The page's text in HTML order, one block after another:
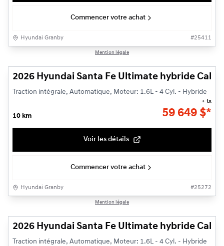
Commencer votre achat
Hyundai Granby #25411
Mention légale
2026 Hyundai Santa Fe Ultimate hybride
Traction intégrale, Automatique, Moteur: 1.6L - 4 Cyl. - Hybride
10 km 59 649 $*
+ tx
Voir les détails
Commencer votre achat
Hyundai Granby #25272
Mention légale
2026 Hyundai Santa Fe Ultimate hybride
Traction intégrale, Automatique, Moteur: 1.6L - 4 Cyl. - Hybride